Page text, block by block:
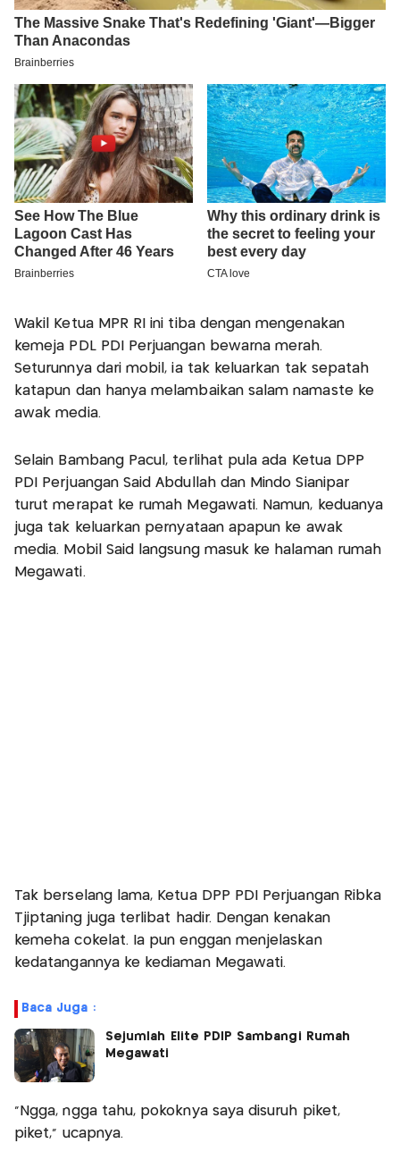
Wakil Ketua MPR RI ini tiba dengan mengenakan
kemeja PDL PDI Perjuangan bewarna merah.
Seturunnya dari mobil, ia tak keluarkan tak sepatah
katapun dan hanya melambaikan salam namaste ke
awak media.
Selain Bambang Pacul, terlihat pula ada Ketua DPP
PDI Perjuangan Said Abdullah dan Mindo Sianipar
turut merapat ke rumah Megawati. Namun, keduanya
juga tak keluarkan pernyataan apapun ke awak
media. Mobil Said langsung masuk ke halaman rumah
Megawati.
Tak berselang lama, Ketua DPP PDI Perjuangan Ribka
Tjiptaning juga terlibat hadir. Dengan kenakan
kemeha cokelat. Ia pun enggan menjelaskan
kedatangannya ke kediaman Megawati.
Baca Juga :
Sejumlah Elite PDIP Sambangi Rumah
Megawati
"Ngga, ngga tahu, pokoknya saya disuruh piket,
piket," ucapnya.